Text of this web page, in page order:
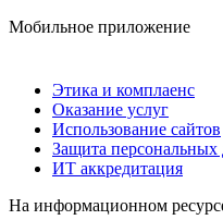
Мобильное приложение
Этика и комплаенс
Оказание услуг
Использование сайтов
Защита
ИТ аккредитация
На информационном